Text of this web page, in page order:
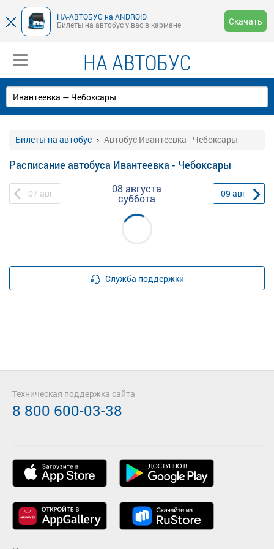
НА-АВТОБУС на ANDROID
Билеты на автобус у вас в кармане
Скачать
НА АВТОБУС
Билеты на автобус Автобус Ивантеевка - Чебоксары
Расписание автобуса Ивантеевка - Чебоксары
07 авг 08 августа
суббота 09 авг
Служба поддержки
Техническая поддержка сайта
8 800 600-03-38